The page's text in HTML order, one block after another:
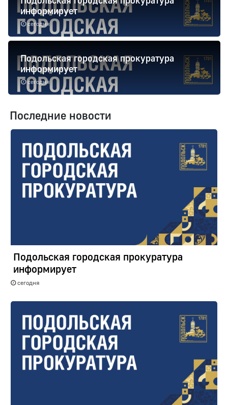
сегодня
информирует
сегодня
Подольская городская прокуратура
информирует
Последние новости
Подольская городская прокуратура
информирует
сегодня